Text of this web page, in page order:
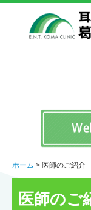
当院のご案内
交通案内
ホーム 医師のご紹介
医師のご